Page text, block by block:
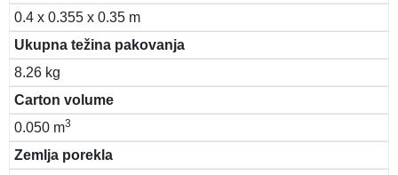
0.4 x 0.355 x 0.35 m
Ukupna težina pakovanja
8.26 kg
Carton volume
0.050 m3
Zemlja porekla